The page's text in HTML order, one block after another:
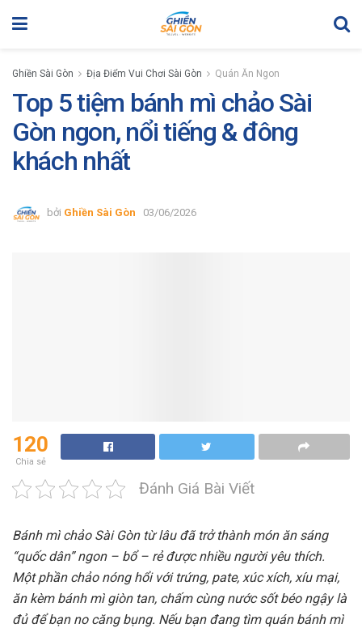
Ghiền Sài Gòn Địa Điểm Vui Chơi Sài Gòn Quán Ăn Ngon
Top 5 tiệm bánh mì chảo Sài
Gòn ngon, nổi tiếng & đông
khách nhất
bởi Ghiền Sài Gòn 03/06/2026
120
Chia sẻ
Đánh Giá Bài Viết
Bánh mì chảo Sài Gòn từ lâu đã trở thành món ăn sáng
“quốc dân” ngon – bổ – rẻ được nhiều người yêu thích.
Một phần chảo nóng hổi với trứng, pate, xúc xích, xíu mại,
ăn kèm bánh mì giòn tan, chấm cùng nước sốt béo ngậy là
đủ để bạn no căng bụng. Nếu bạn đang tìm quán bánh mì